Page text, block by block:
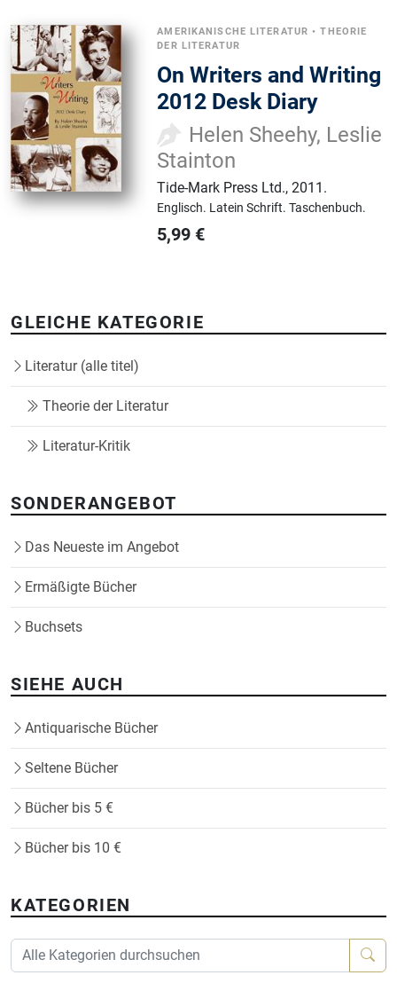
AMERIKANISCHE LITERATUR •THEORIE
DER LITERATUR
On Writers and Writing
2012 Desk Diary
Helen Sheehy, Leslie
Stainton
Tide-Mark Press Ltd.,2011.
Englisch. Latein Schrift.Taschenbuch.
5,99 €
GLEICHE KATEGORIE
Literatur (alle titel)
Theorie der Literatur
Literatur-Kritik
SONDERANGEBOT
Das Neueste im Angebot
Ermäßigte Bücher
Buchsets
SIEHE AUCH
Antiquarische Bücher
Seltene Bücher
Bücher bis 5 €
Bücher bis 10 €
KATEGORIEN